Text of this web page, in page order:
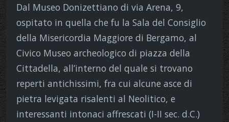
Dal Museo Donizettiano di via Arena, 9,
ospitato in quella che fu la Sala del Consiglio
della Misericordia Maggiore di Bergamo, al
Civico Museo archeologico di piazza della
Cittadella, all’interno del quale si trovano
reperti antichissimi, fra cui alcune asce di
pietra levigata risalenti al Neolitico, e
interessanti intonaci affrescati (I-II sec. d.C.)